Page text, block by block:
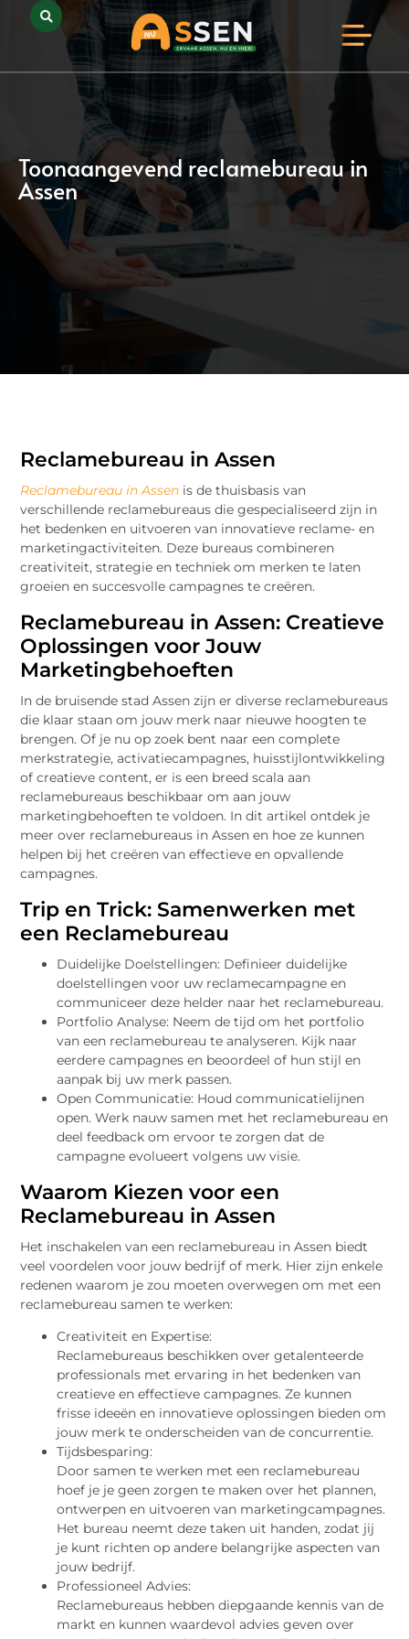
Toonaangevend reclamebureau in
Assen
Reclamebureau in Assen
Reclamebureau in Assen is de thuisbasis van
verschillende reclamebureaus die gespecialiseerd zijn in
het bedenken en uitvoeren van innovatieve reclame- en
marketingactiviteiten. Deze bureaus combineren
creativiteit, strategie en techniek om merken te laten
groeien en succesvolle campagnes te creëren.
Reclamebureau in Assen: Creatieve
Oplossingen voor Jouw
Marketingbehoeften
In de bruisende stad Assen zijn er diverse reclamebureaus
die klaar staan om jouw merk naar nieuwe hoogten te
brengen. Of je nu op zoek bent naar een complete
merkstrategie, activatiecampagnes, huisstijlontwikkeling
of creatieve content, er is een breed scala aan
reclamebureaus beschikbaar om aan jouw
marketingbehoeften te voldoen. In dit artikel ontdek je
meer over reclamebureaus in Assen en hoe ze kunnen
helpen bij het creëren van effectieve en opvallende
campagnes.
Trip en Trick: Samenwerken met
een Reclamebureau
Duidelijke Doelstellingen: Definieer duidelijke
doelstellingen voor uw reclamecampagne en
communiceer deze helder naar het reclamebureau.
Portfolio Analyse: Neem de tijd om het portfolio
van een reclamebureau te analyseren. Kijk naar
eerdere campagnes en beoordeel of hun stijl en
aanpak bij uw merk passen.
Open Communicatie: Houd communicatielijnen
open. Werk nauw samen met het reclamebureau en
deel feedback om ervoor te zorgen dat de
campagne evolueert volgens uw visie.
Waarom Kiezen voor een
Reclamebureau in Assen
Het inschakelen van een reclamebureau in Assen biedt
veel voordelen voor jouw bedrijf of merk. Hier zijn enkele
redenen waarom je zou moeten overwegen om met een
reclamebureau samen te werken:
Creativiteit en Expertise:
Reclamebureaus beschikken over getalenteerde
professionals met ervaring in het bedenken van
creatieve en effectieve campagnes. Ze kunnen
frisse ideeën en innovatieve oplossingen bieden om
jouw merk te onderscheiden van de concurrentie.
Tijdsbesparing:
Door samen te werken met een reclamebureau
hoef je je geen zorgen te maken over het plannen,
ontwerpen en uitvoeren van marketingcampagnes.
Het bureau neemt deze taken uit handen, zodat jij
je kunt richten op andere belangrijke aspecten van
jouw bedrijf.
Professioneel Advies:
Reclamebureaus hebben diepgaande kennis van de
markt en kunnen waardevol advies geven over